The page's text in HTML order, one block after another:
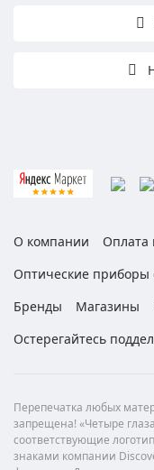
О компании
Оплата
Оптические приборы
Бренды
Магазины
Остерегайтесь
Перепечатка любых
запрещена! «Четыре
соответствующие
знаками компании